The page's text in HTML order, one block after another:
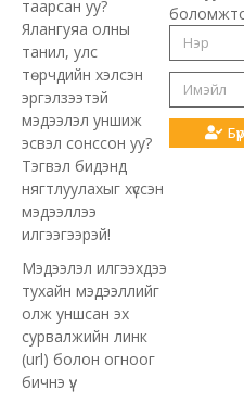
таарсан уу?
Ялангуяа олны
танил, улс
төрчдийн хэлсэн
эргэлзээтэй
мэдээлэл уншиж
эсвэл сонссон уу?
Тэгвэл бидэнд
нягтлуулахыг хүссэн
мэдээллээ
илгээгээрэй!
Мэдээлэл илгээхдээ
тухайн мэдээллийг
олж уншсан эх
сурвалжийн линк
(url) болон огноог
бичнэ үү.